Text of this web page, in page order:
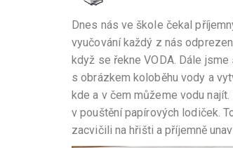
Dnes nás ve škole čekal
vyučování každý z nás
když se řekne VODA. Dále
s obrázkem koloběhu vody a
kde a v čem můžeme vodu
v pouštění papírových lodiček.
zacvičili na hřišti a příjemně